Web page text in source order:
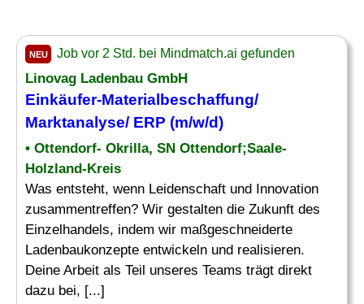
NEU Job vor 2 Std. bei Mindmatch.ai gefunden
Linovag Ladenbau GmbH
Einkäufer-Materialbeschaffung/
Marktanalyse/ ERP (m/w/d)
• Ottendorf- Okrilla, SN Ottendorf;Saale-
Holzland-Kreis
Was entsteht, wenn Leidenschaft und Innovation
zusammentreffen? Wir gestalten die Zukunft des
Einzelhandels, indem wir maßgeschneiderte
Ladenbaukonzepte entwickeln und realisieren.
Deine Arbeit als Teil unseres Teams trägt direkt
dazu bei, [...]